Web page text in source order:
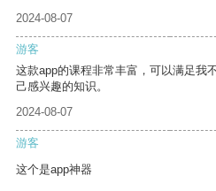
2024-08-07
游客
这款app的课程非常丰富，可以满足我
己感兴趣的知识。
2024-08-07
游客
这个是app神器